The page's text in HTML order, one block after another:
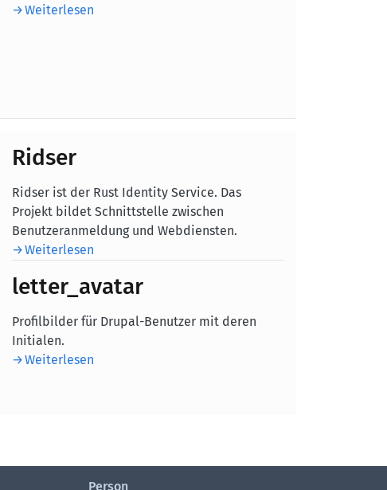
Weiterlesen
Ridser
Ridser ist der Rust Identity Service. Das
Projekt bildet Schnittstelle zwischen
Benutzeranmeldung und Webdiensten.
Weiterlesen
letter_avatar
Profilbilder für Drupal-Benutzer mit deren
Initialen.
Weiterlesen
Person